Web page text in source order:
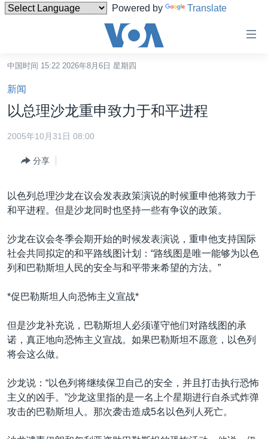
Powered by Translate
碍
链
接
跳
转
跳
转
导
航
跳
到
中国
港澳
最新国际新闻
中东
欧洲
非洲
全球议题
分类新闻
人权·法律·宗教
科教·文娱·体健
军事
环境
热点专题
白宫要闻
国会报道
美国建国250周年
埃博拉疫情
美国之音专访
重要讲话与声明
VOA视频
VOA今日焦点
关注我们
中国时间 15:22 2026年8月6日 星期四
新闻
以总理沙龙重申致力于和平进程
2005年10月31日 08:00
分享
以色列总理沙龙在议会发表政策演说的时候重申他将致力于
和平进程。但是沙龙同时也坚持一些有争议的政策。
沙龙在议会冬季会期开始的时候发表演说，重申他支持国际
社会共同拟定的和平路线图计划：“路线图是唯一能够为以色
列和巴勒斯坦人民的安全与和平带来希望的方法。”
*促巴勒斯坦人向恐怖主义宣战*
但是沙龙补充说，巴勒斯坦人必须谨守他们对路线图的承
诺，真正地向恐怖主义宣战。如果巴勒斯坦不愿意，以色列
将会这么做。
沙龙说：“以色列将继续保卫自己的安全，并且打击执行恐怖
主义的凶手。”沙龙这里指的是一名上个星期进行自杀式炸弹
攻击的巴勒斯坦人。那次袭击造成5名以色列人死亡。